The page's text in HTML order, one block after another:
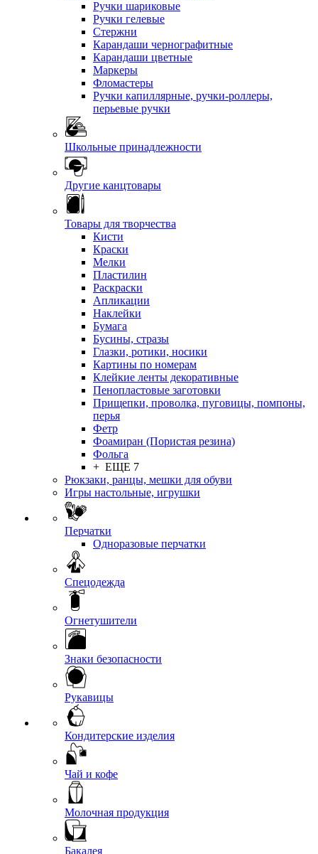
Ручки шариковые
Ручки гелевые
Стержни
Карандаши чернографитные
Карандаши цветные
Маркеры
Фломастеры
Ручки капиллярные, ручки-роллеры,
перьевые ручки
Школьные принадлежности
Другие канцтовары
Товары для творчества
Кисти
Краски
Мелки
Пластилин
Раскраски
Апликации
Наклейки
Бумага
Бусины, стразы
Глазки, ротики, носики
Картины по номерам
Клейкие ленты декоративные
Пенопластовые заготовки
Прищепки, проволка, пуговицы, помпоны,
перья
Фетр
Фоамиран (Пористая резина)
Фольга
+ ЕЩЕ 7
Рюкзаки, ранцы, мешки для обуви
Игры настольные, игрушки
Перчатки
Одноразовые перчатки
Спецодежда
Огнетушители
Знаки безопасности
Рукавицы
Кондитерские изделия
Чай и кофе
Молочная продукция
Бакалея